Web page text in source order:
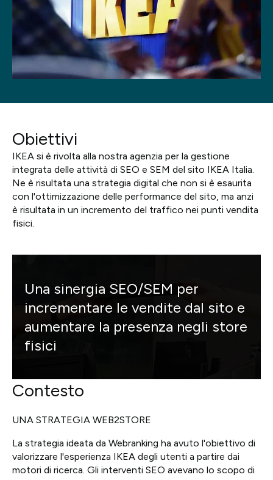
Italiano
Obiettivi
IKEA si è rivolta alla nostra agenzia per la gestione
integrata delle attività di SEO e SEM del sito IKEA Italia.
Ne è risultata una strategia digital che non si è esaurita
con l'ottimizzazione delle performance del sito, ma anzi
è risultata in un incremento del traffico nei punti vendita
fisici.
Una sinergia SEO/SEM per
incrementare le vendite dal sito e
aumentare la presenza negli store
fisici
Contesto
UNA STRATEGIA WEB2STORE
La strategia ideata da Webranking ha avuto l'obiettivo di
valorizzare l'esperienza IKEA degli utenti a partire dai
motori di ricerca. Gli interventi SEO avevano lo scopo di